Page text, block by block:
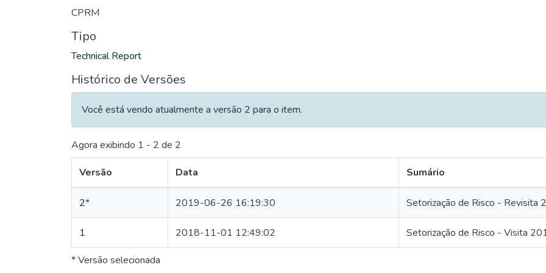
CPRM
Tipo
Technical Report
Histórico de Versões
Você está vendo atualmente a versão 2 para o item.
Agora exibindo 1 - 2 de 2
Versão Data Sumário
2* 2019-06-26 16:19:30 Setorização de Risco - Revisita
1 2018-11-01 12:49:02 Setorização de Risco - Visita
* Versão selecionada